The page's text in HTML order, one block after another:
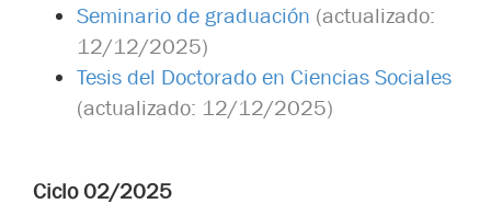
Seminario de graduación (actualizado:
12/12/2025)
Tesis del Doctorado en Ciencias Sociales
(actualizado: 12/12/2025)
Ciclo 02/2025